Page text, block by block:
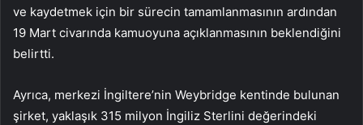
ve kaydetmek için bir sürecin tamamlanmasının ardından
19 Mart civarında kamuoyuna açıklanmasının beklendiğini
belirtti.
Ayrıca, merkezi İngiltere’nin Weybridge kentinde bulunan
şirket, yaklaşık 315 milyon İngiliz Sterlini değerindeki